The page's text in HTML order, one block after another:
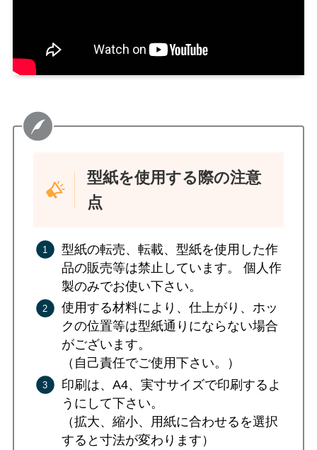
型紙を使用する際の注意
点
型紙の転売、転載、型紙を使用した作
品の販売等は禁止しています。 個人作
製のみでお使い下さい。
使用する材料により、仕上がり、ホッ
クの位置等は型紙通りにならない場合
がございます。
（自己責任でご使用下さい。）
印刷は、A4、実寸サイズで印刷するよ
うにして下さい。
（拡大、縮小、用紙に合わせるを選択
すると寸法が変わります）